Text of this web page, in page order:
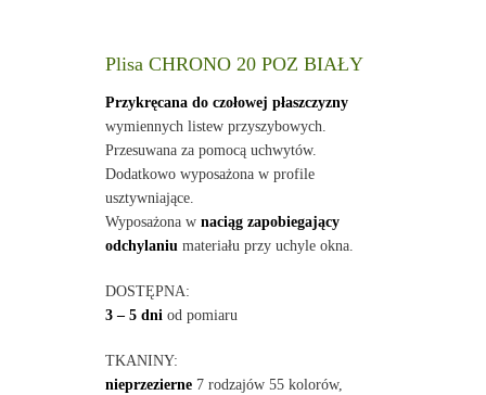
Plisa CHRONO 20 POZ BIAŁY
Przykręcana do czołowej płaszczyzny
wymiennych listew przyszybowych.
Przesuwana za pomocą uchwytów.
Dodatkowo wyposażona w profile
usztywniające.
Wyposażona w naciąg zapobiegający
odchylaniumateriału przy uchyle okna.
DOSTĘPNA:
3 – 5 dniod pomiaru
TKANINY:
nieprzezierne7 rodzajów 55 kolorów,